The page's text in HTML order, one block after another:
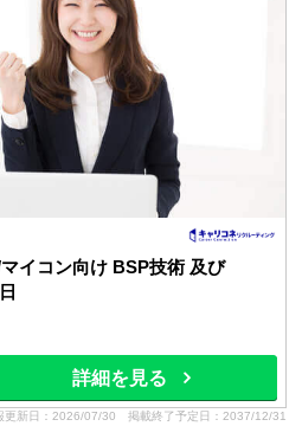
イコン向け BSP技術 及び
詳細を見る
更新日：2026/07/30 掲載終了予定日：2037/12/31